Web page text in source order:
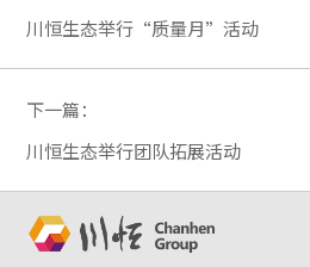
川恒生态举行“质量月”活动
下一篇：
川恒生态举行团队拓展活动